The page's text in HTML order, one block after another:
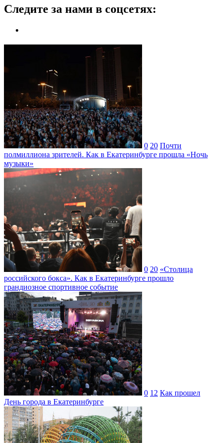
Следите за нами в соцсетях:
0 20 Почти
полмиллиона зрителей. Как в Екатеринбурге прошла «Ночь
музыки»
0 20 «Столица
российского бокса». Как в Екатеринбурге прошло
грандиозное спортивное событие
0 12 Как прошел
День города в Екатеринбурге